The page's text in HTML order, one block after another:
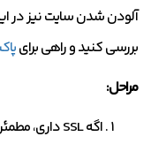
آلودن شدن سایت نیز در
بررسی کنید و راهی برای
مراحل: